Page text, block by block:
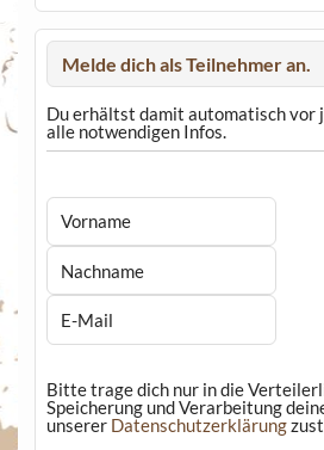
Melde dich als Teilnehmer an.
Du erhältst damit automatisch vor
alle notwendigen Infos.
Bitte trage dich nur in die
Speicherung und Verarbeitung
unserer Datenschutzerklärung